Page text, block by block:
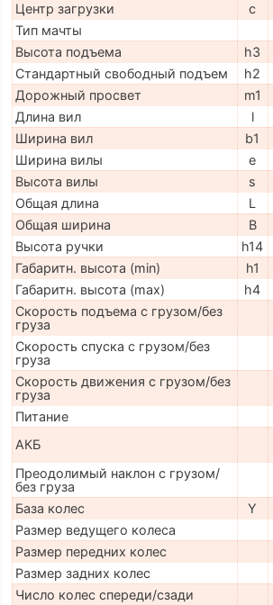
Центр загрузки
c
Тип мачты
Высота подъема
h3
Стандартный свободный подъем
h2
Дорожный просвет
m1
Длина вил
l
Ширина вил
b1
Ширина вилы
e
Высота вилы
s
Общая длина
L
Общая ширина
B
Высота ручки
h14
Габаритн. высота (min)
h1
Габаритн. высота (max)
h4
Скорость подъема с грузом/без
груза
Скорость спуска с грузом/без
груза
Скорость движения с грузом/без
груза
Питание
АКБ
Преодолимый наклон с грузом/
без груза
База колес
Y
Размер ведущего колеса
Размер передних колес
Размер задних колес
Число колес спереди/сзади